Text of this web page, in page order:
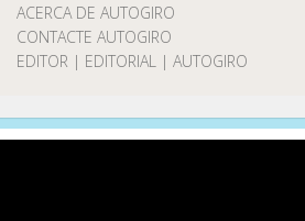
ACERCA DE AUTOGIRO
CONTACTE AUTOGIRO
EDITOR | EDITORIAL | AUTOGIRO